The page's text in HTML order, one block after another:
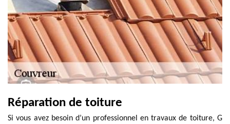
Réparation de toiture
Si vous avez besoin d’un professionnel en travaux de toiture, G